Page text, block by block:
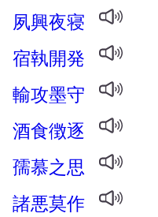
夙興夜寝
宿執開発
輸攻墨守
酒食徴逐
孺慕之思
諸悪莫作